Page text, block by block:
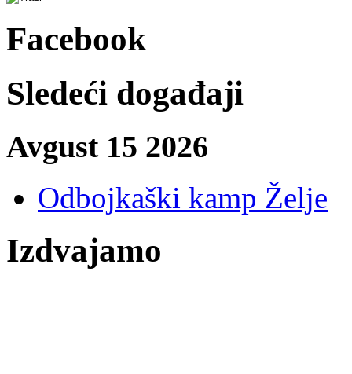
Facebook
Sledeći događaji
Avgust 15 2026
Odbojkaški kamp Želje
Izdvajamo